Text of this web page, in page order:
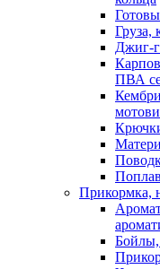
Груза,
Джиг-
ПВА
Прикормка,
Бойлы,